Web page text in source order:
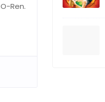
Ren.